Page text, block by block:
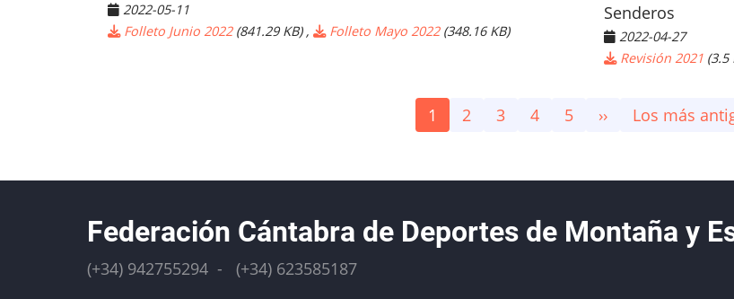
2022-05-11
Folleto Junio 2022 (841.29 KB), Folleto Mayo 2022 (348.16 KB)
Senderos
2022-04-27
Revisión 2021 (3.5
Página
actual
1 Page
2 Page
3 Page
4 Page
5 Siguiente
›› Última
Los más
Federación Cántabra de Deportes de Montaña y
(+34) 942755294 - (+34) 623585187